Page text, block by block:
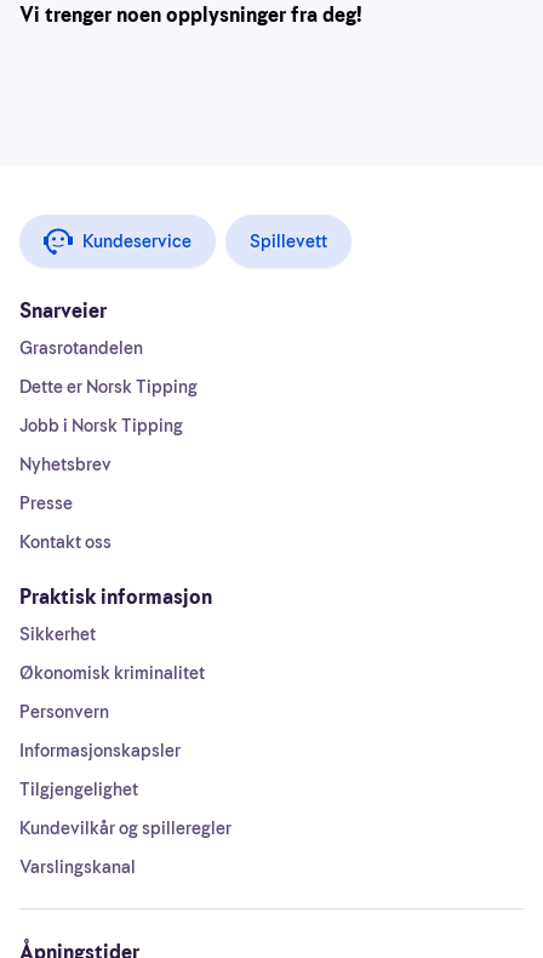
Vi trenger noen opplysninger fra deg!
Kundeservice Spillevett
Snarveier
Grasrotandelen
Dette er Norsk Tipping
Jobb i Norsk Tipping
Nyhetsbrev
Presse
Kontakt oss
Praktisk informasjon
Sikkerhet
Økonomisk kriminalitet
Personvern
Informasjonskapsler
Tilgjengelighet
Kundevilkår og spilleregler
Varslingskanal